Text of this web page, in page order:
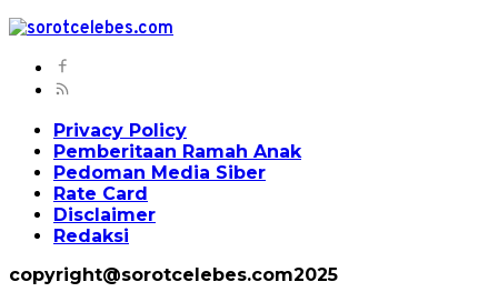
Privacy Policy
Pemberitaan Ramah Anak
Pedoman Media Siber
Rate Card
Disclaimer
Redaksi
copyright@sorotcelebes.com2025